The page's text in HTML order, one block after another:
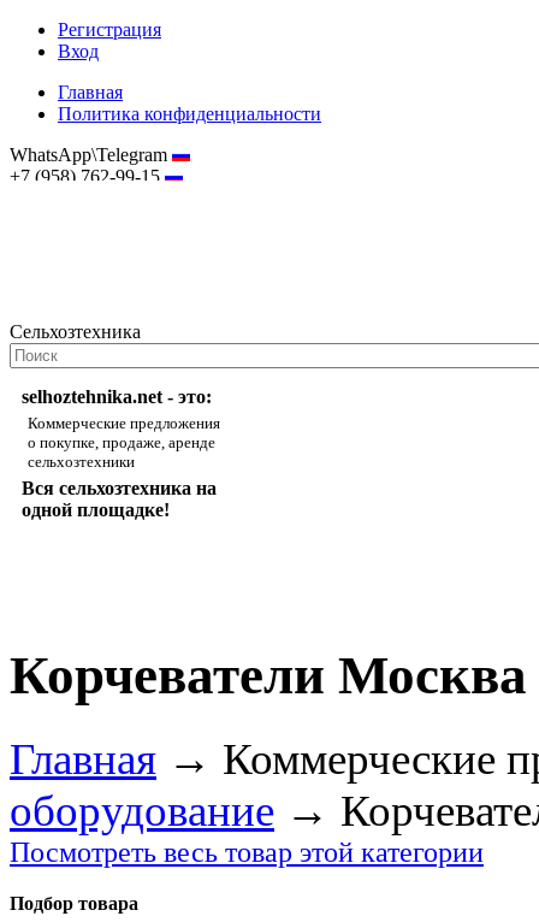
Регистрация
Вход
Главная
Политика конфиденциальности
WhatsApp\Telegram
+7 (958) 762-99-15
Сельхозтехника
selhoztehnika.net - это:
Коммерческие предложения
о покупке, продаже, аренде
сельхозтехники
Вся сельхозтехника на
одной площадке!
Корчеватели Москва
Главная → Коммерческие
оборудование →
Посмотреть весь товар этой категории
Подбор товара